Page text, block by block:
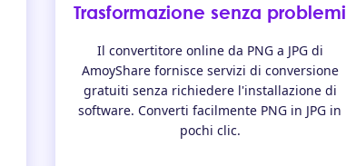
Trasformazione senza problemi
Il convertitore online da PNG a JPG di
AmoyShare fornisce servizi di conversione
gratuiti senza richiedere l'installazione di
software. Converti facilmente PNG in JPG in
pochi clic.